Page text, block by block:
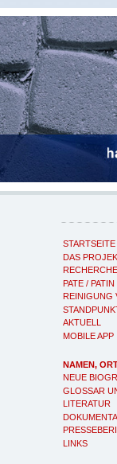
STARTSEITE
DAS
PATE /
REINIGUNG
AKTUELL
MOBILE APP
NAMEN,
NEUE
GLOSSAR
LITERATUR
LINKS